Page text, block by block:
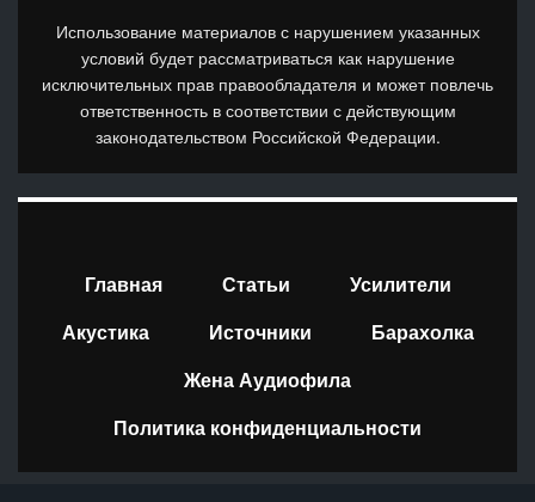
Использование материалов с нарушением указанных
условий будет рассматриваться как нарушение
исключительных прав правообладателя и может повлечь
ответственность в соответствии с действующим
законодательством Российской Федерации.
Главная Статьи
Усилители
Акустика
Источники
Барахолка
Жена Аудиофила
Политика конфиденциальности